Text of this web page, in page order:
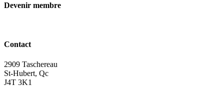
Devenir membre
Contact
2909 Taschereau
St-Hubert, Qc
J4T 3K1